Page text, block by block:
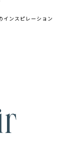
インスピレーション